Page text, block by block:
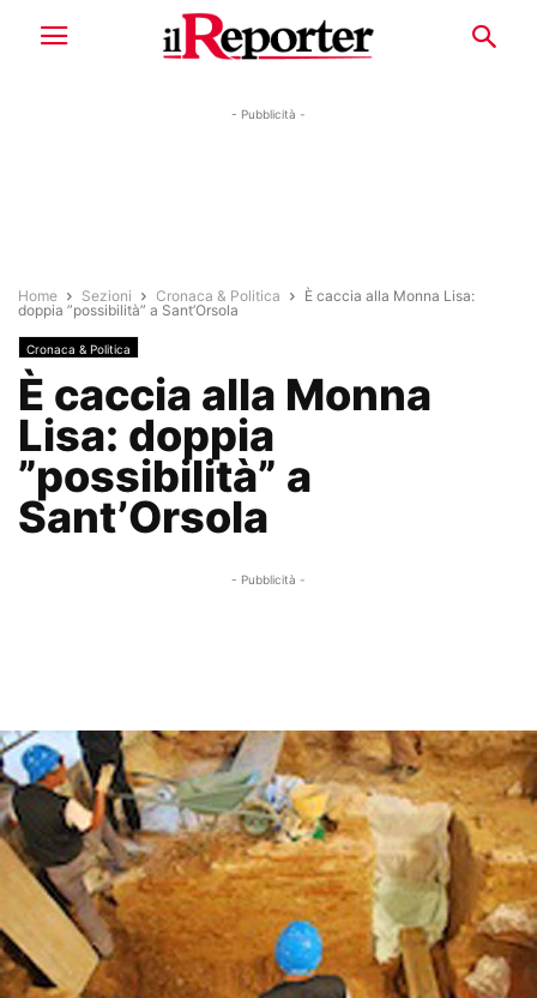
- Pubblicità -
Home Sezioni Cronaca & Politica
È caccia alla Monna Lisa:
doppia ”possibilità” a Sant’Orsola
Cronaca & Politica
È caccia alla Monna
Lisa: doppia
”possibilità” a
Sant’Orsola
- Pubblicità -